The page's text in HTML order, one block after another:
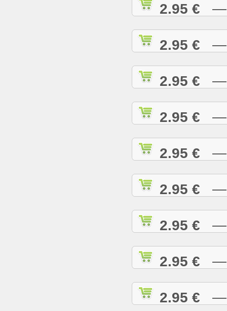
2.95 € —
2.95 € —
2.95 € —
2.95 € —
2.95 € —
2.95 € —
2.95 € —
2.95 € —
2.95 € —